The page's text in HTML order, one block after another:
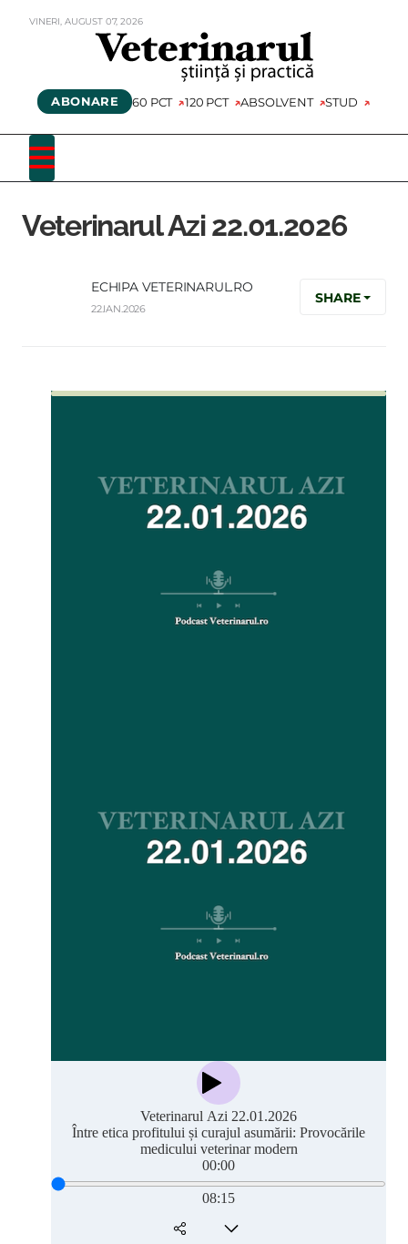
VINERI, AUGUST 07,2026
ABONARE 60 PCT 120 PCT ABSOLVENT STUD
Veterinarul Azi 22.01.2026
ECHIPA VETERINARUL.RO
22.IAN.2026
SHARE